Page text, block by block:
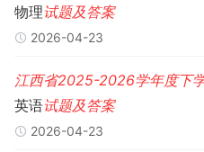
物理试题及答案
2026-04-23
江西省2025-2026学年度下
英语试题及答案
2026-04-23